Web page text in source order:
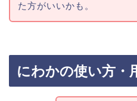
た方がいいかも。
にわかの使い方・